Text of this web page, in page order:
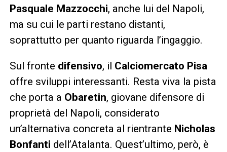
Pasquale Mazzocchi, anche lui del Napoli,
ma su cui le parti restano distanti,
soprattutto per quanto riguarda l’ingaggio.
Sul fronte difensivo, il Calciomercato Pisa
offre sviluppi interessanti. Resta viva la pista
che porta a Obaretin, giovane difensore di
proprietà del Napoli, considerato
un’alternativa concreta al rientrante Nicholas
Bonfanti dell’Atalanta. Quest’ultimo, però, è